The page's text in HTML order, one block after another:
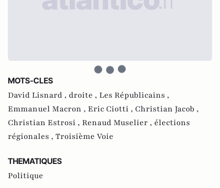
MOTS-CLES
David Lisnard , droite , Les Républicains ,
Emmanuel Macron , Eric Ciotti , Christian Jacob ,
Christian Estrosi , Renaud Muselier , élections
régionales , Troisième Voie
THEMATIQUES
Politique